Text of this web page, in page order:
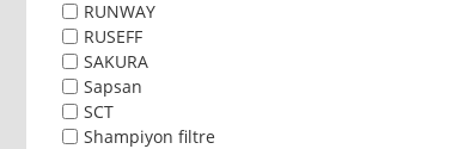
RUNWAY
RUSEFF
SAKURA
Sapsan
SCT
Shampiyon filtre